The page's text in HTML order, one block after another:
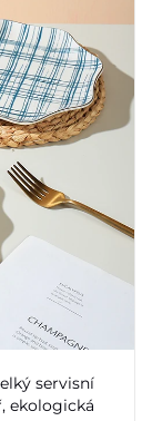
servisní
ekologická